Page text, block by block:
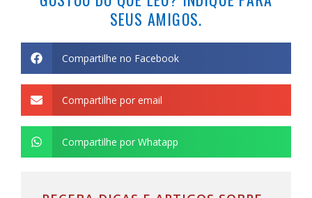
SEUS AMIGOS.
Compartilhe no Facebook
Compartilhe por email
Compartilhe por Whatapp